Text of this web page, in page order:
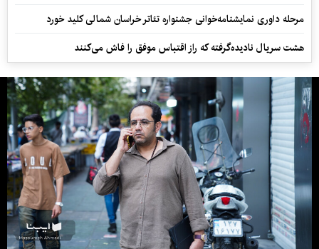
مرحله داوری نمایشنامه‌خوانی جشنواره تئاتر خراسان شمالی کلید خورد
هشت سریال نادیده‌گرفته که راز اقتباس موفق را فاش می‌کنند